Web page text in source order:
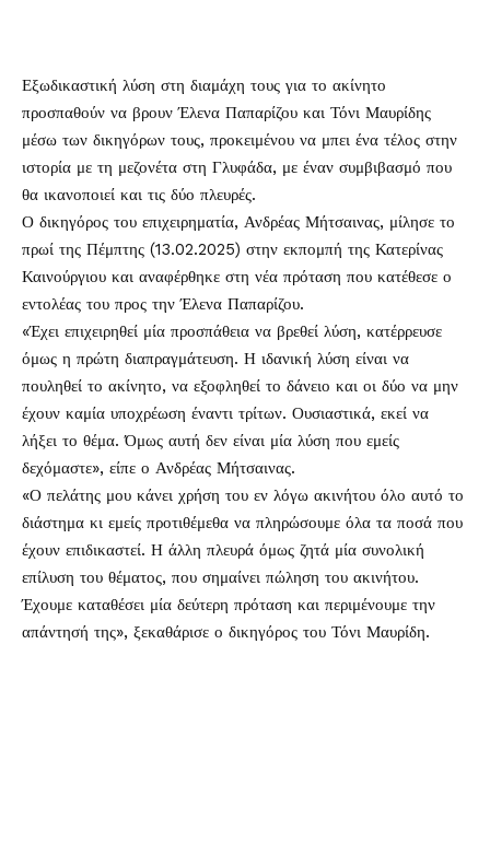
Εξωδικαστική λύση στη διαμάχη τους για το ακίνητο
προσπαθούν να βρουνΈλενα Παπαρίζου και Τόνι Μαυρίδης
μέσω των δικηγόρων τους, προκειμένου να μπει ένα τέλος στην
ιστορία με τη μεζονέτα στη Γλυφάδα, με έναν συμβιβασμό που
θα ικανοποιεί και τις δύο πλευρές.
Ο δικηγόρος του επιχειρηματία, Ανδρέας Μήτσαινας, μίλησε το
πρωί της Πέμπτης (13.02.2025) στην εκπομπή της Κατερίνας
Καινούργιου και αναφέρθηκε στη νέα πρόταση που κατέθεσε ο
εντολέας του προς την Έλενα Παπαρίζου.
«Έχει επιχειρηθεί μία προσπάθεια να βρεθεί λύση, κατέρρευσε
όμως η πρώτη διαπραγμάτευση. Η ιδανική λύση είναι να
πουληθεί το ακίνητο, να εξοφληθεί το δάνειο και οι δύο να μην
έχουν καμία υποχρέωση έναντι τρίτων. Ουσιαστικά, εκεί να
λήξει το θέμα. Όμως αυτή δεν είναι μία λύση που εμείς
δεχόμαστε», είπε ο Ανδρέας Μήτσαινας.
«Ο πελάτης μου κάνει χρήση του εν λόγω ακινήτου όλο αυτό το
διάστημα κι εμείς προτιθέμεθα να πληρώσουμε όλα τα ποσά που
έχουν επιδικαστεί. Η άλλη πλευρά όμως ζητά μία συνολική
επίλυση του θέματος, που σημαίνει πώληση του ακινήτου.
Έχουμε καταθέσει μία δεύτερη πρόταση και περιμένουμε την
απάντησή της», ξεκαθάρισε ο δικηγόρος του Τόνι Μαυρίδη.